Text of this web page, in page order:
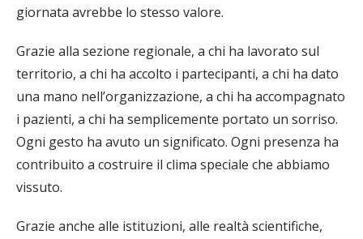
giornata avrebbe lo stesso valore.
Grazie alla sezione regionale, a chi ha lavorato sul
territorio, a chi ha accolto i partecipanti, a chi ha dato
una mano nell’organizzazione, a chi ha accompagnato
i pazienti, a chi ha semplicemente portato un sorriso.
Ogni gesto ha avuto un significato. Ogni presenza ha
contribuito a costruire il clima speciale che abbiamo
vissuto.
Grazie anche alle istituzioni, alle realtà scientifiche,